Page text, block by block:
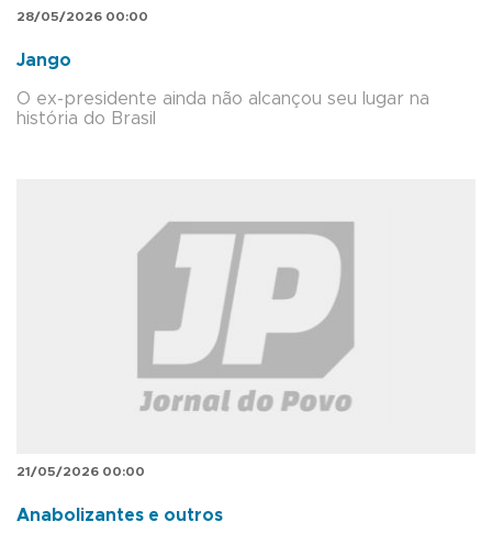
28/05/2026 00:00
Jango
O ex-presidente ainda não alcançou seu lugar na
história do Brasil
21/05/2026 00:00
Anabolizantes e outros